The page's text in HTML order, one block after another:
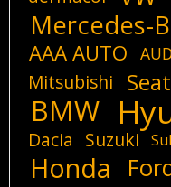
Mercedes-
AAA AUTO
Mitsubishi Seat
BMW
Dacia Suzuki
Honda